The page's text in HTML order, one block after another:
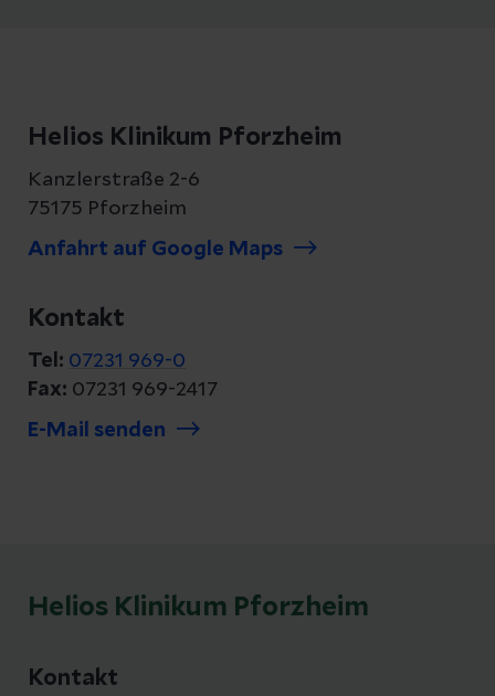
Helios Klinikum Pforzheim
Kanzlerstraße 2-6
75175 Pforzheim
Anfahrt auf Google Maps
Kontakt
Tel: 07231 969-0
Fax: 07231 969-2417
E-Mail senden
Helios Klinikum Pforzheim
Kontakt